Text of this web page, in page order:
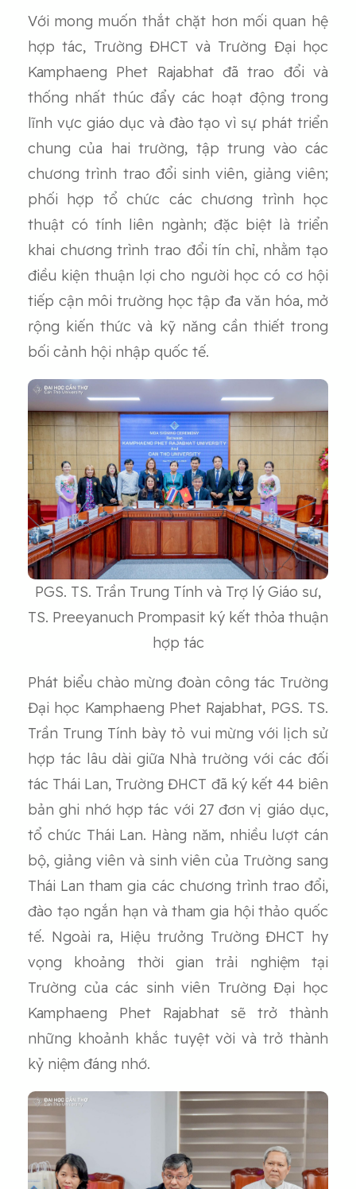
Với mong muốn thắt chặt hơn mối quan hệ
hợp tác, Trường ĐHCT và Trường Đại học
Kamphaeng Phet Rajabhat đã trao đổi và
thống nhất thúc đẩy các hoạt động trong
lĩnh vực giáo dục và đào tạo vì sự phát triển
chung của hai trường, tập trung vào các
chương trình trao đổi sinh viên, giảng viên;
phối hợp tổ chức các chương trình học
thuật có tính liên ngành; đặc biệt là triển
khai chương trình trao đổi tín chỉ, nhằm tạo
điều kiện thuận lợi cho người học có cơ hội
tiếp cận môi trường học tập đa văn hóa, mở
rộng kiến thức và kỹ năng cần thiết trong
bối cảnh hội nhập quốc tế.
PGS. TS. Trần Trung Tính và Trợ lý Giáo sư,
TS. Preeyanuch Prompasit ký kết thỏa thuận
hợp tác
Phát biểu chào mừng đoàn công tác Trường
Đại học Kamphaeng Phet Rajabhat, PGS. TS.
Trần Trung Tính bày tỏ vui mừng với lịch sử
hợp tác lâu dài giữa Nhà trường với các đối
tác Thái Lan, Trường ĐHCT đã ký kết 44 biên
bản ghi nhớ hợp tác với 27 đơn vị giáo dục,
tổ chức Thái Lan. Hàng năm, nhiều lượt cán
bộ, giảng viên và sinh viên của Trường sang
Thái Lan tham gia các chương trình trao đổi,
đào tạo ngắn hạn và tham gia hội thảo quốc
tế. Ngoài ra, Hiệu trưởng Trường ĐHCT hy
vọng khoảng thời gian trải nghiệm tại
Trường của các sinh viên Trường Đại học
Kamphaeng Phet Rajabhat sẽ trở thành
những khoảnh khắc tuyệt vời và trở thành
kỷ niệm đáng nhớ.